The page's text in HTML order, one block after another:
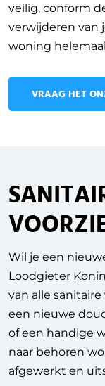
veilig, conform
verwijderen van
woning
VRAAG HET
Wil je een
Loodgieter
van alle
een nieuwe
of een handige
naar behoren
afgewerkt en